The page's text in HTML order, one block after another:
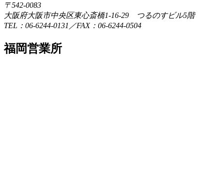
〒542-0083
大阪府大阪市中央区東心斎橋1-16-29 つるのすビル5階
TEL：06-6244-0131／FAX：06-6244-0504
福岡営業所